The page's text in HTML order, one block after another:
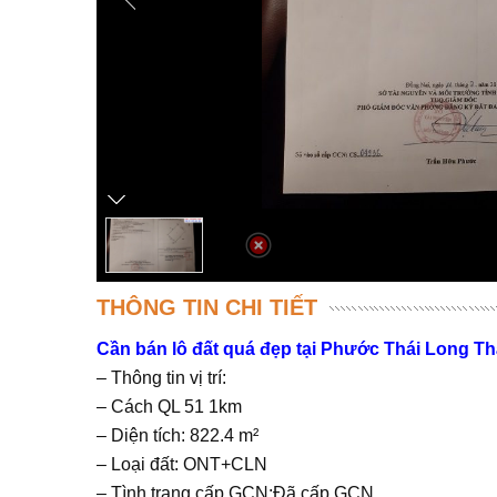
THÔNG TIN CHI TIẾT
Cần bán lô đất quá đẹp tại Phước Thái Long
– Thông tin vị trí:
– Cách QL 51 1km
– Diện tích: 822.4 m²
– Loại đất: ONT+CLN
– Tình trạng cấp GCN:Đã cấp GCN